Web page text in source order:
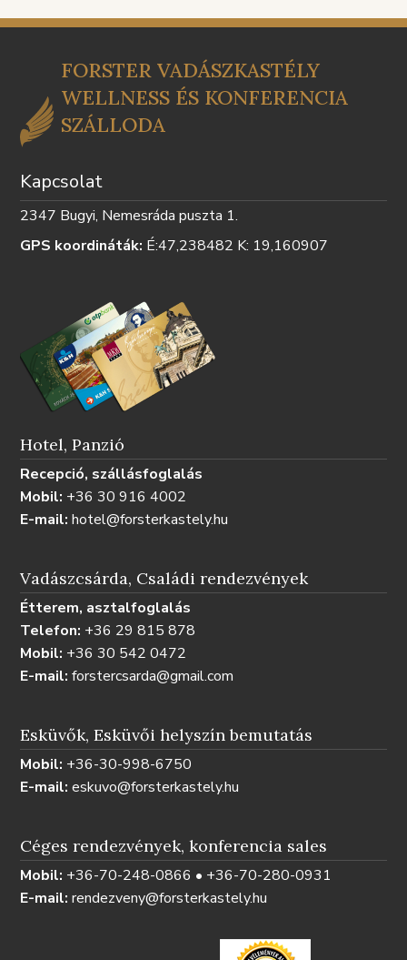
FORSTER VADÁSZKASTÉLY
WELLNESS ÉS KONFERENCIA
SZÁLLODA
Kapcsolat
2347 Bugyi, Nemesráda puszta 1.
GPS koordináták: É:47,238482 K: 19,160907
Hotel, Panzió
Recepció, szállásfoglalás
Mobil: +36 30 916 4002
E-mail: hotel@forsterkastely.hu
Vadászcsárda, Családi rendezvények
Étterem, asztalfoglalás
Telefon: +36 29 815 878
Mobil: +36 30 542 0472
E-mail: forstercsarda@gmail.com
Esküvők, Esküvői helyszín bemutatás
Mobil: +36-30-998-6750
E-mail: eskuvo@forsterkastely.hu
Céges rendezvények, konferencia sales
Mobil: +36-70-248-0866 • +36-70-280-0931
E-mail:rendezveny@forsterkastely.hu